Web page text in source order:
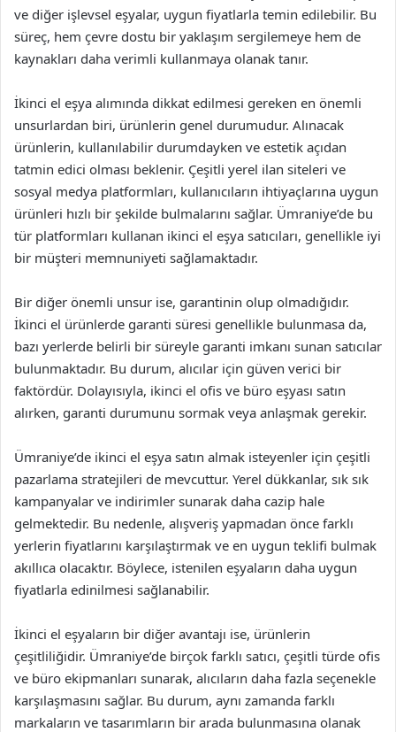
ve diğer işlevsel eşyalar, uygun fiyatlarla temin edilebilir. Bu
süreç, hem çevre dostu bir yaklaşım sergilemeye hem de
kaynakları daha verimli kullanmaya olanak tanır.
İkinci el eşya alımında dikkat edilmesi gereken en önemli
unsurlardan biri, ürünlerin genel durumudur. Alınacak
ürünlerin, kullanılabilir durumdayken ve estetik açıdan
tatmin edici olması beklenir. Çeşitli yerel ilan siteleri ve
sosyal medya platformları, kullanıcıların ihtiyaçlarına uygun
ürünleri hızlı bir şekilde bulmalarını sağlar. Ümraniye’de bu
tür platformları kullanan ikinci el eşya satıcıları, genellikle iyi
bir müşteri memnuniyeti sağlamaktadır.
Bir diğer önemli unsur ise, garantinin olup olmadığıdır.
İkinci el ürünlerde garanti süresi genellikle bulunmasa da,
bazı yerlerde belirli bir süreyle garanti imkanı sunan satıcılar
bulunmaktadır. Bu durum, alıcılar için güven verici bir
faktördür. Dolayısıyla, ikinci el ofis ve büro eşyası satın
alırken, garanti durumunu sormak veya anlaşmak gerekir.
Ümraniye’de ikinci el eşya satın almak isteyenler için çeşitli
pazarlama stratejileri de mevcuttur. Yerel dükkanlar, sık sık
kampanyalar ve indirimler sunarak daha cazip hale
gelmektedir. Bu nedenle, alışveriş yapmadan önce farklı
yerlerin fiyatlarını karşılaştırmak ve en uygun teklifi bulmak
akıllıca olacaktır. Böylece, istenilen eşyaların daha uygun
fiyatlarla edinilmesi sağlanabilir.
İkinci el eşyaların bir diğer avantajı ise, ürünlerin
çeşitliliğidir. Ümraniye’de birçok farklı satıcı, çeşitli türde ofis
ve büro ekipmanları sunarak, alıcıların daha fazla seçenekle
karşılaşmasını sağlar. Bu durum, aynı zamanda farklı
markaların ve tasarımların bir arada bulunmasına olanak